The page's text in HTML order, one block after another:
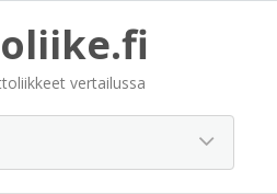
vertailussa